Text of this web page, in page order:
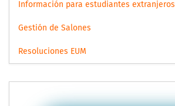
Información para estudiantes extranjeros
Gestión de Salones
Resoluciones EUM